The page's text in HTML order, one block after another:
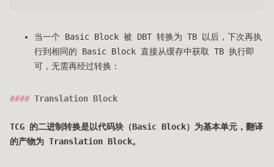
当一个 Basic Block 被 DBT 转换为 TB 以后，下次再执
行到相同的 Basic Block 直接从缓存中获取 TB 执行即
可，无需再经过转换：
Translation Block
TCG 的二进制转换是以代码块（Basic Block）为基本单元，翻译
的产物为 Translation Block。